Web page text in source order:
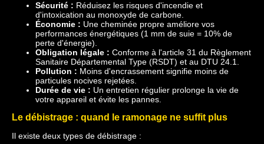
Sécurité : Réduisez les risques d'incendie et
d'intoxication au monoxyde de carbone.
Économie : Une cheminée propre améliore vos
performances énergétiques (1 mm de suie = 10% de
perte d'énergie).
Obligation légale : Conforme à l'article 31 du Règlement
Sanitaire Départemental Type (RSDT) et au DTU 24.1.
Pollution : Moins d'encrassement signifie moins de
particules nocives rejetées.
Durée de vie : Un entretien régulier prolonge la vie de
votre appareil et évite les pannes.
Le débistrage : quand le ramonage ne suffit plus
Il existe deux types de débistrage :